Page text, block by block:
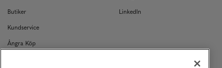
Butiker
Kundservice
Ångra Köp
LinkedIn